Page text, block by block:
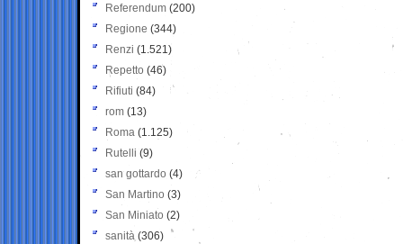
Referendum (200)
Regione (344)
Renzi (1.521)
Repetto (46)
Rifiuti (84)
rom (13)
Roma (1.125)
Rutelli (9)
san gottardo (4)
San Martino (3)
San Miniato (2)
sanità (306)